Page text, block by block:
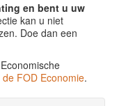
en bent u uw
kan u niet
Doe dan een
FOD Economie.